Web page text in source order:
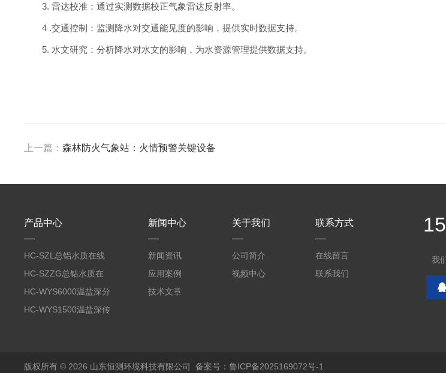
3. 雷达校准：通过实测数据校正气象雷达反射率。
4 .交通控制：监测降水对交通能见度的影响，提供实时数据支持。
5. 水文研究：分析降水对水文的影响，为水资源管理提供数据支持。
上一篇：森林防火气象站：火情预警关键设备
产品中心
HC-SZL总铝水质在线
分析仪
HC-SZZG总钴水质在
线分析仪
HC-WYS6000温盐深分
析仪
HC-WYS1500温盐深传
新闻中心
新闻资讯
应用案例
技术文章
关于我们
公司简介
视频中心
联系方式
在线留言
联系我们
我
版权所有 © 2026 山东恒测环境科技有限公司备案号：鲁ICP备2025169072号-1